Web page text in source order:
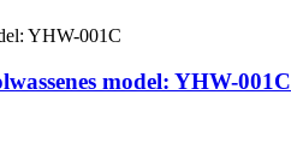
model: YHW-001C